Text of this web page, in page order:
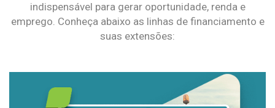
indispensável para gerar oportunidade, renda e
emprego. Conheça abaixo as linhas de financiamento e
suas extensões: